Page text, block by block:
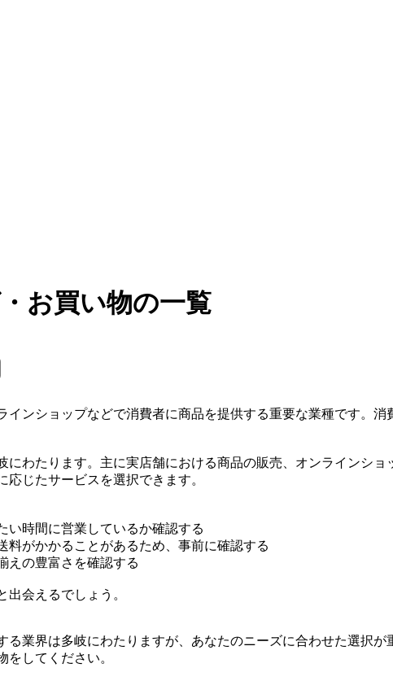
お買い物の一覧
ンショップなどで消費者に商品を提供する重要な業種です。
わたります。主に実店舗における商品の販売、オンラインシ
じたサービスを選択できます。
い時間に営業しているか確認する
がかかることがあるため、事前に確認する
えの豊富さを確認する
会えるでしょう。
業界は多岐にわたりますが、あなたのニーズに合わせた選択が
してください。